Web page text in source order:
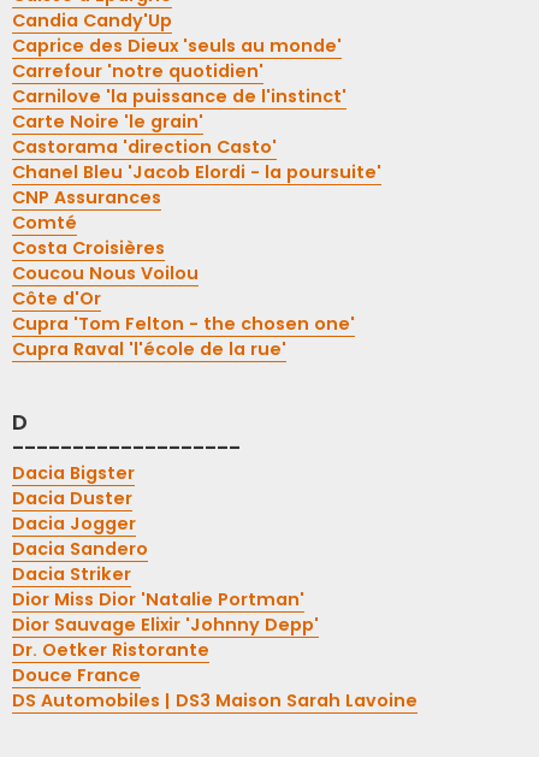
Candia Candy'Up
Caprice des Dieux 'seuls au monde'
Carrefour 'notre quotidien'
Carnilove 'la puissance de l'instinct'
Carte Noire 'le grain'
Castorama 'direction Casto'
Chanel Bleu 'Jacob Elordi - la poursuite'
CNP Assurances
Comté
Costa Croisières
Coucou Nous Voilou
Côte d'Or
Cupra 'Tom Felton - the chosen one'
Cupra Raval 'l'école de la rue'
D
-------------------
Dacia Bigster
Dacia Duster
Dacia Jogger
Dacia Sandero
Dacia Striker
Dior Miss Dior 'Natalie Portman'
Dior Sauvage Elixir 'Johnny Depp'
Dr. Oetker Ristorante
Douce France
DS Automobiles | DS3 Maison Sarah Lavoine